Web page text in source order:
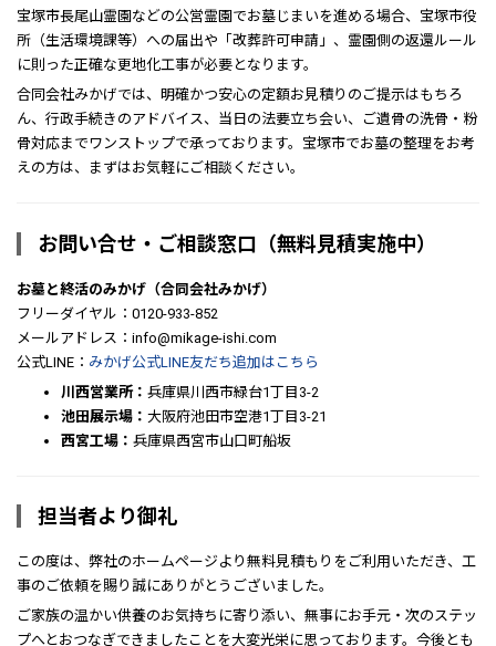
宝塚市長尾山霊園などの公営霊園でお墓じまいを進める場合、宝塚市役
所（生活環境課等）への届出や「改葬許可申請」、霊園側の返還ルール
に則った正確な更地化工事が必要となります。
合同会社みかげでは、明確かつ安心の定額お見積りのご提示はもちろ
ん、行政手続きのアドバイス、当日の法要立ち会い、ご遺骨の洗骨・粉
骨対応までワンストップで承っております。宝塚市でお墓の整理をお考
えの方は、まずはお気軽にご相談ください。
お問い合せ・ご相談窓口（無料見積実施中）
お墓と終活のみかげ（合同会社みかげ）
フリーダイヤル：0120-933-852
メールアドレス：info@mikage-ishi.com
公式LINE： みかげ公式LINE友だち追加はこちら
川西営業所： 兵庫県川西市緑台1丁目3-2
池田展示場： 大阪府池田市空港1丁目3-21
西宮工場： 兵庫県西宮市山口町船坂
担当者より御礼
この度は、弊社のホームページより無料見積もりをご利用いただき、工
事のご依頼を賜り誠にありがとうございました。
ご家族の温かい供養のお気持ちに寄り添い、無事にお手元・次のステッ
プへとおつなぎできましたことを大変光栄に思っております。今後とも